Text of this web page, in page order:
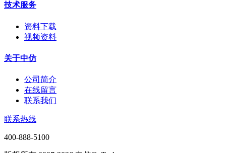
技术服务
资料下载
视频资料
关于中仿
公司简介
在线留言
联系我们
联系热线
400-888-5100